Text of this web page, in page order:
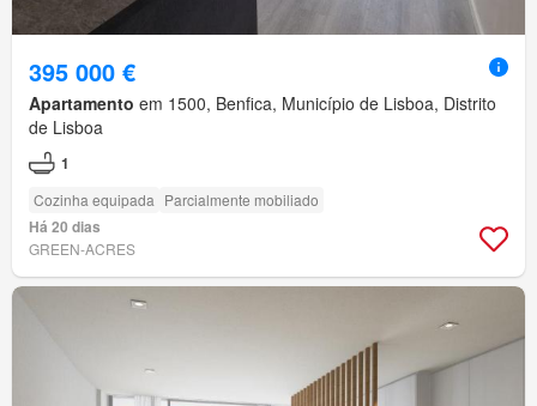
395 000 €
Apartamento em 1500, Benfica, Município de Lisboa, Distrito
de Lisboa
1
Cozinha equipada Parcialmente mobiliado
Há 20 dias
GREEN-ACRES